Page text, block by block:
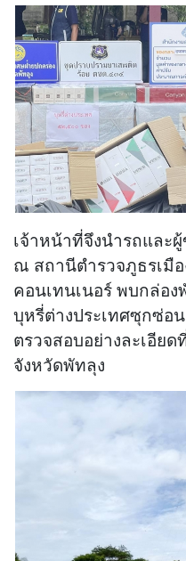
เจ้าหน้าที่จึงนำรถและ
ณ สถานีตำรวจภูธรเมื
คอนเทนเนอร์ พบกล่อ
บุหรี่ต่างประเทศซุกซ่อ
ตรวจสอบอย่างละเอีย
จังหวัดพัทลุง